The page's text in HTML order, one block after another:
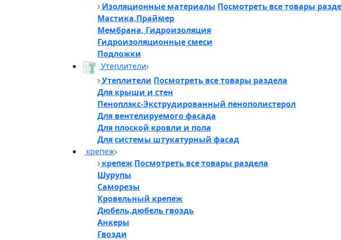
Изоляционные материалы Посмотреть все товары
Мастика,Праймер
Мембрана, Гидроизоляция
Гидроизоляционные смеси
Подложки
Утеплители
Утеплители Посмотреть все товары раздела
Для крыши и стен
Пеноплэкс-Экструдированный пенополистерол
Для вентелируемого фасада
Для плоской кровли и пола
Для системы штукатурный фасад
крепеж
крепеж Посмотреть все товары раздела
Шурупы
Саморезы
Кровельный крепеж
Дюбель,дюбель гвоздь
Анкеры
Гвозди